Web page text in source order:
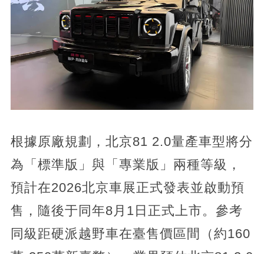
根據原廠規劃，北京81 2.0量產車型將分
為「標準版」與「專業版」兩種等級，
預計在2026北京車展正式發表並啟動預
售，隨後于同年8月1日正式上市。參考
同級距硬派越野車在臺售價區間（約160